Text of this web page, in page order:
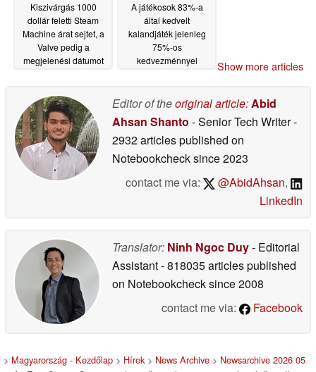
Kiszivárgás 1000
dollár feletti Steam
Machine árat sejtet, a
Valve pedig a
megjelenési dátumot
A játékosok 83%-a
által kedvelt
kalandjáték jelenleg
75%-os
kedvezménnyel
Show more articles
Editor of theoriginal article:Abid
Ahsan Shanto - Senior Tech Writer-
2932 articles published on
Notebookchecksince 2023
contact me via:
@AbidAhsan,
LinkedIn
Translator: Ninh Ngoc Duy- Editorial
Assistant- 818035 articles published
on Notebookchecksince 2008
contact me via:
Facebook
> Magyarország - Kezdőlap > Hírek> News Archive > Newsarchive 2026 05